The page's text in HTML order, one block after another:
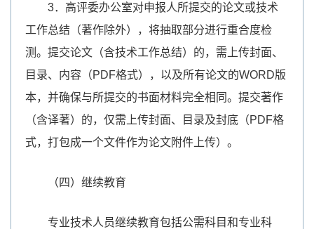
3．高评委办公室对申报人所提交的论文或技术
工作总结（著作除外），将抽取部分进行重合度检
测。提交论文（含技术工作总结）的，需上传封面、
目录、内容（PDF格式），以及所有论文的WORD版
本，并确保与所提交的书面材料完全相同。提交著作
（含译著）的，仅需上传封面、目录及封底（PDF格
式，打包成一个文件作为论文附件上传）。
（四）继续教育
专业技术人员继续教育包括公需科目和专业科